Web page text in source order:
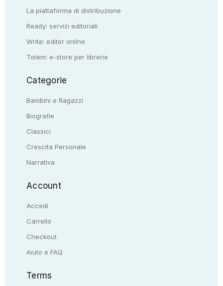
La piattaforma di distribuzione
Ready: servizi editoriali
Write: editor online
Totem: e-store per librerie
Categorie
Bambini e Ragazzi
Biografie
Classici
Crescita Personale
Narrativa
Account
Accedi
Carrello
Checkout
Aiuto e FAQ
Terms